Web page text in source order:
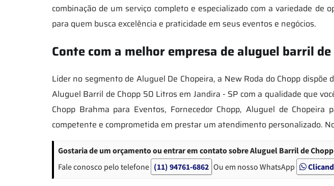
combinação de um serviço completo e especializado com a variedade de
para quem busca excelência e praticidade em seus eventos e negócios.
Conte com a melhor empresa de aluguel barril
Líder no segmento de Aluguel De Chopeira, a New Roda do Chopp
Aluguel Barril de Chopp 50 Litros em Jandira - SP com a qualidade que
Chopp Brahma para Eventos, Fornecedor Chopp, Aluguel de
competente e comprometida em prestar um atendimento personalizado.
Gostaria de um orçamento ou entrar em contato sobre Aluguel Barril de
Fale conosco pelo telefone (11) 94761-6862 Ou em nosso WhatsApp